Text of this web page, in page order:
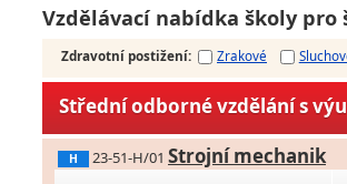
Vzdělávací nabídka školy pro
Zdravotní postižení: Zrakové
Střední odborné vzdělání s
H 23-51-H/01 Strojní mechanik